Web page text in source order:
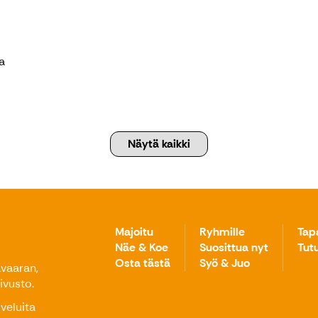
Näytä kaikki
Majoitu
Näe & Koe
Osta tästä
Ryhmille
Suosittua nyt
Syö & Juo